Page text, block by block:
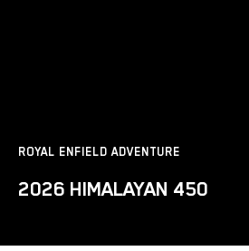
ROYAL ENFIELD ADVENTURE
2026 HIMALAYAN 450